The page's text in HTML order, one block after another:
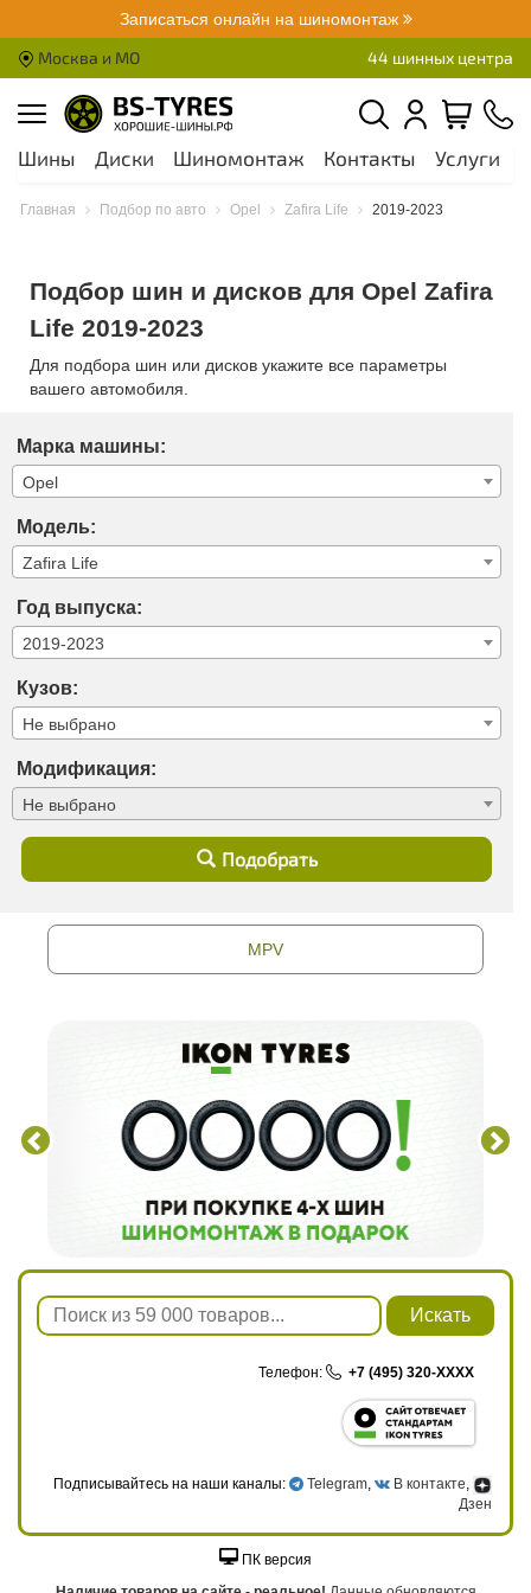
Записаться онлайн на шиномонтаж
Москва и МО 44 шинных центра
Шины Диски Шиномонтаж Контакты Услуги
Главная Подбор по авто Opel Zafira Life 2019-2023
Подбор шин и дисков для Opel Zafira
Life 2019-2023
Для подбора шин или дисков укажите все параметры
вашего автомобиля.
Марка машины:
Opel
Модель:
Zafira Life
Год выпуска:
2019-2023
Кузов:
Не выбрано
Модификация:
Не выбрано
Подобрать
MPV
Искать
Телефон: +7 (495) 320-XXXX
Подписывайтесь на наши каналы: Telegram, В контакте,
Дзен
ПК версия